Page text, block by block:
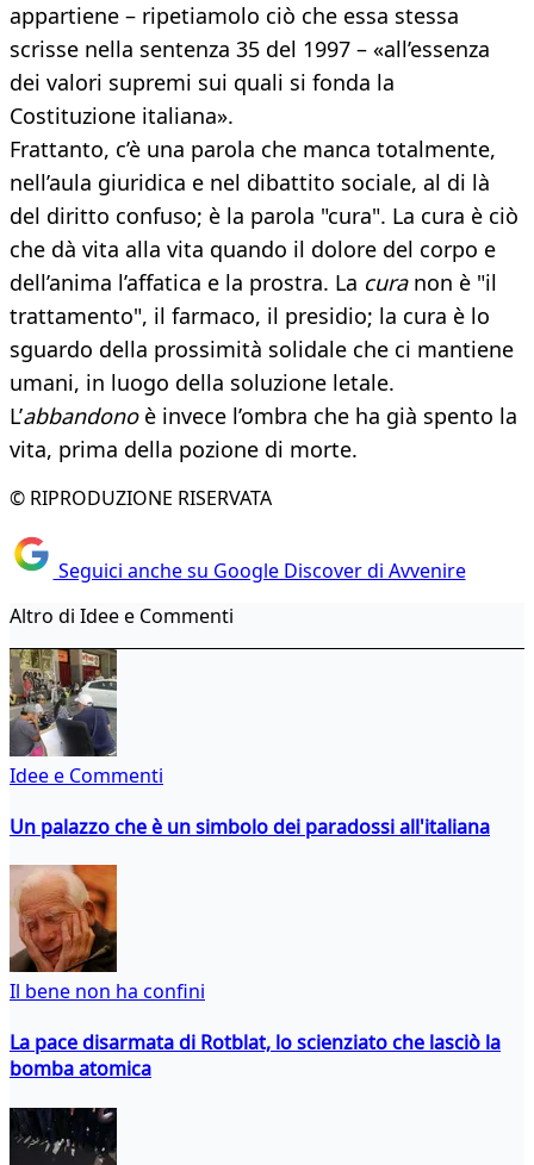
appartiene – ripetiamolo ciò che essa stessa
scrisse nella sentenza 35 del 1997 – «all’essenza
dei valori supremi sui quali si fonda la
Costituzione italiana».
Frattanto, c’è una parola che manca totalmente,
nell’aula giuridica e nel dibattito sociale, al di là
del diritto confuso; è la parola "cura". La cura è ciò
che dà vita alla vita quando il dolore del corpo e
dell’anima l’affatica e la prostra. La curanon è "il
trattamento", il farmaco, il presidio; la cura è lo
sguardo della prossimità solidale che ci mantiene
umani, in luogo della soluzione letale.
L’abbandonoè invece l’ombra che ha già spento la
vita, prima della pozione di morte.
© RIPRODUZIONE RISERVATA
Seguici anche su Google Discover di Avvenire
Altro di Idee e Commenti
Idee e Commenti
Un palazzo che è un simbolo dei paradossi all'italiana
Il bene non ha confini
La pace disarmata di Rotblat, lo scienziato che lasciò la
bomba atomica